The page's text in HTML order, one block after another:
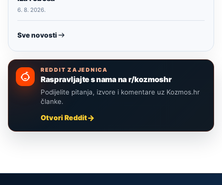
6. 8. 2026.
Sve novosti
REDDIT ZAJEDNICA
Raspravljajte s nama na r/kozmoshr
Podijelite pitanja, izvore i komentare uz Kozmos.hr
članke.
Otvori Reddit